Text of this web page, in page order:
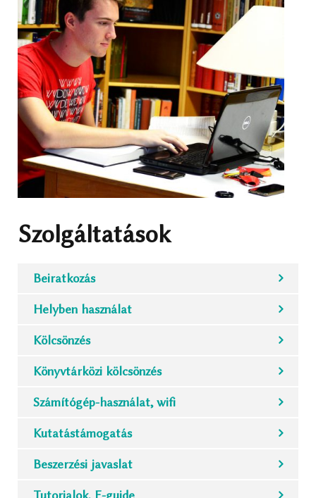
Szolgáltatások
Beiratkozás
Helyben használat
Kölcsönzés
Könyvtárközi kölcsönzés
Számítógép-használat, wifi
Kutatástámogatás
Beszerzési javaslat